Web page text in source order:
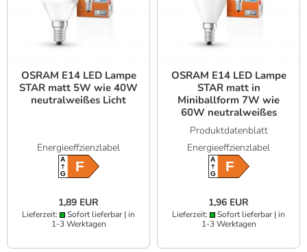
OSRAM E14 LED Lampe
STAR matt 5W wie 40W
neutralweißes Licht
Energieeffzienzlabel
A
GF
1,89 EUR
Lieferzeit:
Sofort lieferbar | in
1-3 Werktagen
OSRAM E14 LED Lampe
STAR matt in
Miniballform 7W wie
60W neutralweißes
Licht
Produktdatenblatt
Energieeffzienzlabel
A
GF
1,96 EUR
Lieferzeit:
Sofort lieferbar | in
1-3 Werktagen